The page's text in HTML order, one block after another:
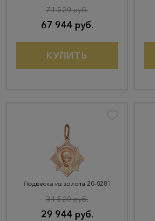
67 944 руб.
71 520 руб.
КУПИТЬ
Подвеска из золота 20-0281
29 944 руб.
31 520 руб.